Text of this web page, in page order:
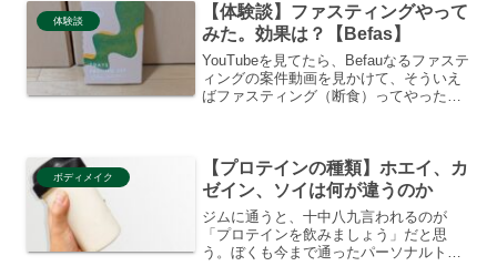
で...
体験談
【体験談】ファスティングやって
みた。効果は？【Befas】
YouTubeを見てたら、Befauなるファステ
ィングの案件動画を見かけて、そういえ
ばファスティング（断食）ってやったこ
て、どんな変化...
ボディメイク
【プロテインの種類】ホエイ、カ
ゼイン、ソイは何が違うのか
ジムに通うと、十中八九言われるのが
「プロテインを飲みましょう」だと思
う。ぼくも今まで通ったパーソナルトレ